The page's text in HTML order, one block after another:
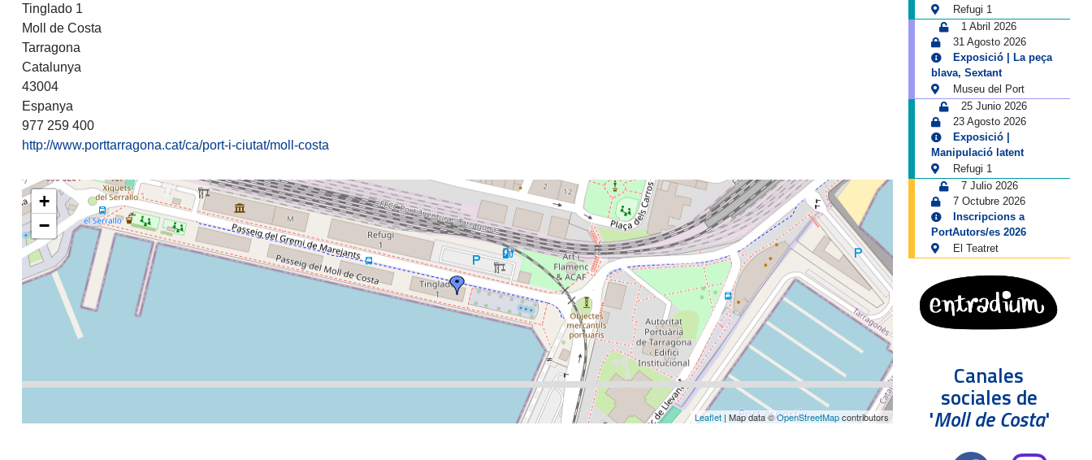
Tinglado 1
Moll de Costa
Tarragona
Catalunya
43004
Espanya
977 259 400
http://www.porttarragona.cat/ca/port-i-ciutat/moll-costa
+
−
Leaflet| Map data ©OpenStreetMapcontributors
Refugi 1
1 Abril 2026
31 Agosto 2026
Exposició | La peça
blava, Sextant
Museu del Port
25 Junio 2026
23 Agosto 2026
Exposició |
Manipulació latent
Refugi 1
7 Julio 2026
7 Octubre 2026
Inscripcions a
PortAutors/es 2026
El Teatret
Canales
sociales de
'Moll de Costa'